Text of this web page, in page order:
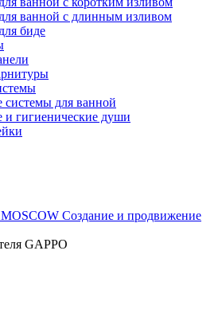
ванной с длинным изливом
биде
системы для ванной
и гигиенические души
Создание и продвижение
GAPPO